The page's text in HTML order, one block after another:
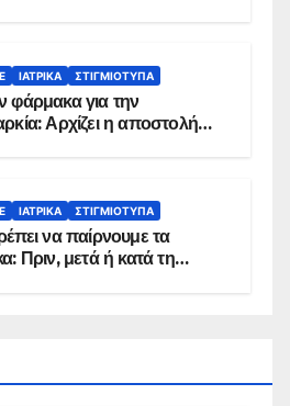
ΙΑΤΡΙΚΆ ΣΤΙΓΜΙΌΤΥΠΑ
φάρμακα για την
Αρχίζει η αποστολή
ΙΑΤΡΙΚΆ ΣΤΙΓΜΙΌΤΥΠΑ
να παίρνουμε τα
Πριν, μετά ή κατά τη